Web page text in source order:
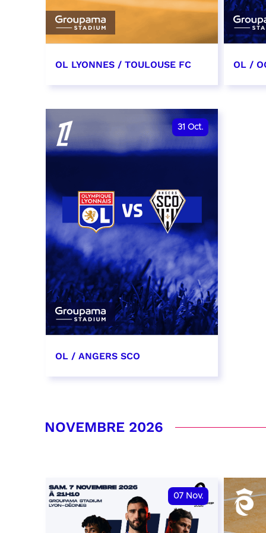
OL LYONNES / TOULOUSE FC
date et heure à confirmer
RÉSERVER
OL /
31 Oct.
OL / ANGERS SCO
RÉSERVER
NOVEMBRE 2026
07 Nov.